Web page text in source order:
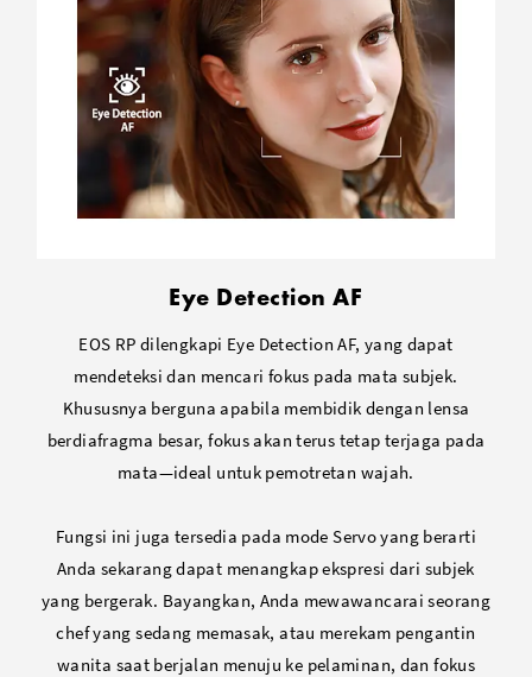
Eye Detection AF
EOS RP dilengkapi Eye Detection AF, yang dapat
mendeteksi dan mencari fokus pada mata subjek.
Khususnya berguna apabila membidik dengan lensa
berdiafragma besar, fokus akan terus tetap terjaga pada
mata—ideal untuk pemotretan wajah.
Fungsi ini juga tersedia pada mode Servo yang berarti
Anda sekarang dapat menangkap ekspresi dari subjek
yang bergerak. Bayangkan, Anda mewawancarai seorang
chef yang sedang memasak, atau merekam pengantin
wanita saat berjalan menuju ke pelaminan, dan fokus